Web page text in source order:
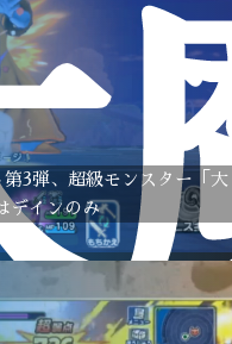
3弾、超級モンスター「大
デインのみ